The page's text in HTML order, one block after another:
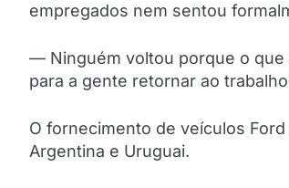
empregados nem sentou
— Ninguém voltou porque o que
para a gente retornar ao
O fornecimento de veículos
Argentina e Uruguai.